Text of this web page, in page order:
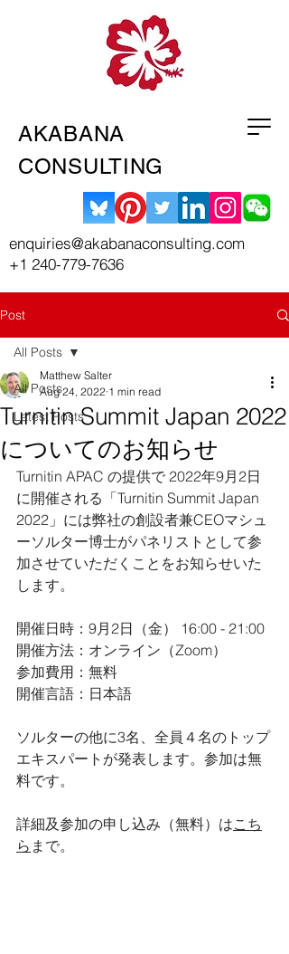
AKABANA
CONSULTING
enquiries@akabanaconsulting.com
+1 240-779-7636
Post
All Posts
Latest Posts
All Posts
Turnitin Summit Japan 2022
についてのお知らせ
Matthew Salter
Aug 24, 2022 1 min read
Turnitin APAC の提供で 2022年9月2日
に開催される「Turnitin Summit Japan
2022」には弊社の創設者兼CEOマシュ
ーソルター博士がパネリストとして参
加させていただくことをお知らせいた
します。
開催日時：9月2日（金） 16:00 - 21:00
開催方法：オンライン（Zoom）
参加費用：無料
開催言語：日本語
ソルターの他に3名、全員４名のトップ
エキスパートが発表します。参加は無
料です。
詳細及参加の申し込み（無料）はこち
ら まで。